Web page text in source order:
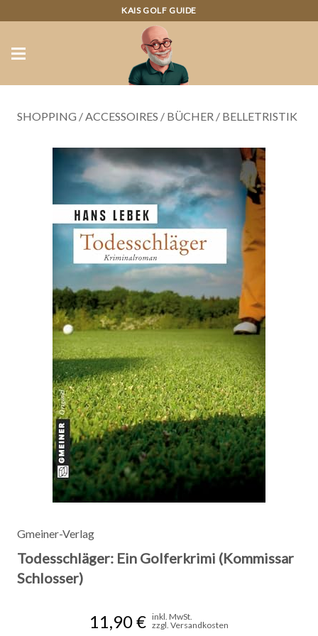
KAIS GOLF GUIDE
SHOPPING /ACCESSOIRES / BÜCHER / BELLETRISTIK
Gmeiner-Verlag
Todesschläger: Ein Golferkrimi (Kommissar
Schlosser)
11,90 € inkl. MwSt.
zzgl. Versandkosten